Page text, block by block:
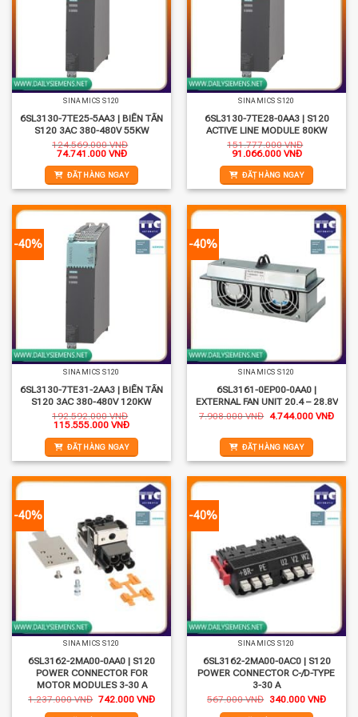
SINAMICS S120
6SL3130-7TE25-5AA3 | BIẾN TẦN
S120 3AC 380-480V 55KW
124.569.000VNĐ
Giá
là:
124.569.000 VNĐ.
74.741.000 VNĐGiá
tại
là:
74.741.000 VNĐ.
ĐẶT HÀNG NGAY
SINAMICS S120
6SL3130-7TE28-0AA3 | S120
ACTIVE LINE MODULE 80KW
151.777.000VNĐ
Giá
là:
151.777.000 VNĐ.
91.066.000 VNĐGiá
tại
là:
91.066.000
ĐẶT HÀNG NGAY
-40%
SINAMICS S120
6SL3130-7TE31-2AA3 | BIẾN TẦN
S120 3AC 380-480V 120KW
192.592.000VNĐ
Giá
là:
192.592.000 VNĐ.
115.555.000 VNĐGiá
tại
115.555.000 VNĐ.
ĐẶT HÀNG NGAY
-40%
SINAMICS S120
6SL3161-0EP00-0AA0 |
EXTERNAL FAN UNIT 20.4 – 28.8V
7.908.000VNĐ Giá
7.908.000 VNĐ.
4.744.000 VNĐGiá
ĐẶT HÀNG NGAY
-40%
SINAMICS S120
6SL3162-2MA00-0AA0 | S120
POWER CONNECTOR FOR
MOTOR MODULES 3-30 A
1.237.000VNĐ Giá
742.000 VNĐGiá
-40%
SINAMICS S120
6SL3162-2MA00-0AC0 | S120
POWER CONNECTOR C-/D-TYPE
3-30 A
567.000VNĐ Giá
340.000 VNĐGiá